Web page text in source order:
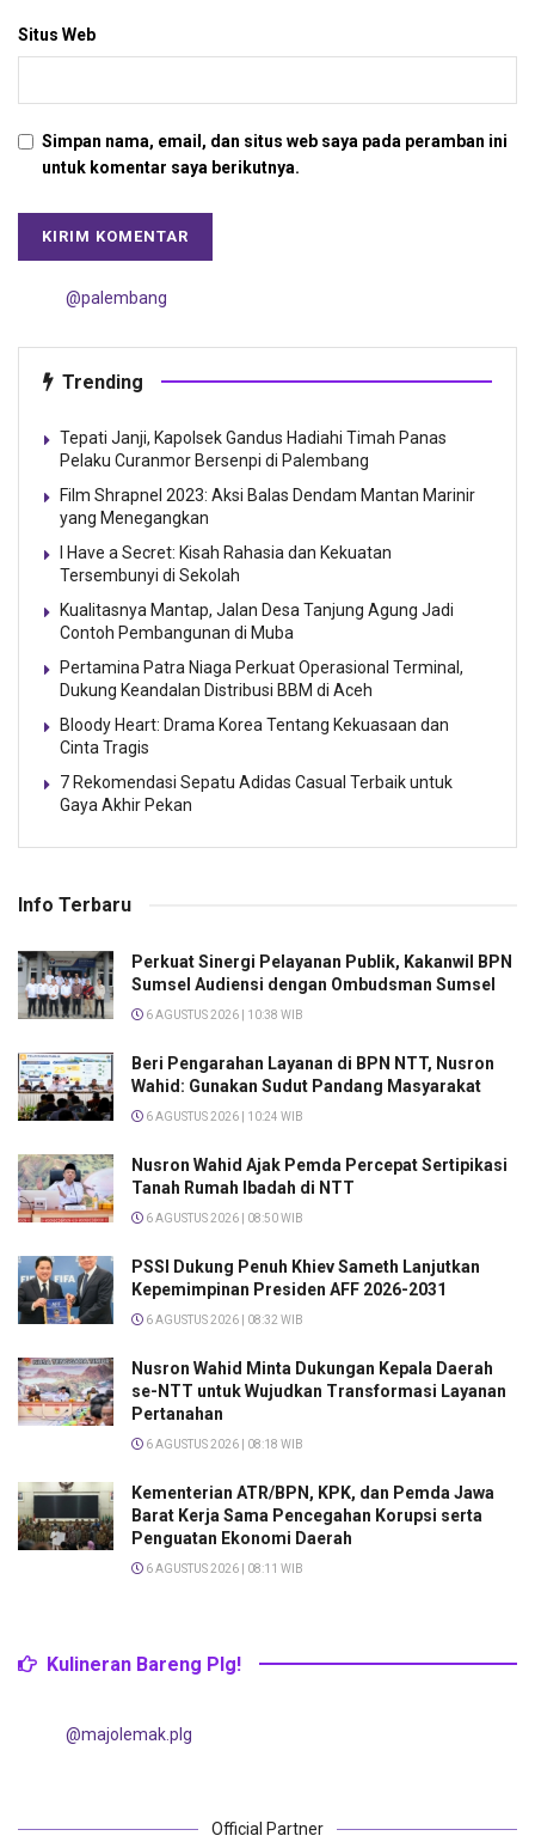
Situs Web
Simpan nama, email, dan situs web saya pada peramban ini
untuk komentar saya berikutnya.
@palembang
Trending
Tepati Janji, Kapolsek Gandus Hadiahi Timah Panas
Pelaku Curanmor Bersenpi di Palembang
Film Shrapnel 2023: Aksi Balas Dendam Mantan Marinir
yang Menegangkan
I Have a Secret: Kisah Rahasia dan Kekuatan
Tersembunyi di Sekolah
Kualitasnya Mantap, Jalan Desa Tanjung Agung Jadi
Contoh Pembangunan di Muba
Pertamina Patra Niaga Perkuat Operasional Terminal,
Dukung Keandalan Distribusi BBM di Aceh
Bloody Heart: Drama Korea Tentang Kekuasaan dan
Cinta Tragis
7 Rekomendasi Sepatu Adidas Casual Terbaik untuk
Gaya Akhir Pekan
Info Terbaru
Perkuat Sinergi Pelayanan Publik, Kakanwil BPN
Sumsel Audiensi dengan Ombudsman Sumsel
6 AGUSTUS 2026 | 10:38 WIB
Beri Pengarahan Layanan di BPN NTT, Nusron
Wahid: Gunakan Sudut Pandang Masyarakat
6 AGUSTUS 2026 | 10:24 WIB
Nusron Wahid Ajak Pemda Percepat Sertipikasi
Tanah Rumah Ibadah di NTT
6 AGUSTUS 2026 | 08:50 WIB
PSSI Dukung Penuh Khiev Sameth Lanjutkan
Kepemimpinan Presiden AFF 2026-2031
6 AGUSTUS 2026 | 08:32 WIB
Nusron Wahid Minta Dukungan Kepala Daerah
se-NTT untuk Wujudkan Transformasi Layanan
Pertanahan
6 AGUSTUS 2026 | 08:18 WIB
Kementerian ATR/BPN, KPK, dan Pemda Jawa
Barat Kerja Sama Pencegahan Korupsi serta
Penguatan Ekonomi Daerah
6 AGUSTUS 2026 | 08:11 WIB
Kulineran Bareng Plg!
@majolemak.plg
Official Partner